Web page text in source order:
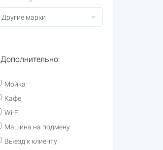
Дополнительно:
Мойка
Кафе
Wi-Fi
Машина на подмену
Выезд к клиенту